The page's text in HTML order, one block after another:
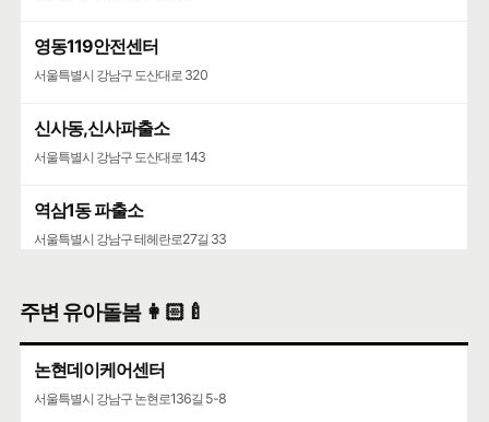
영동119안전센터
서울특별시 강남구 도산대로 320
신사동,신사파출소
서울특별시 강남구 도산대로 143
역삼1동 파출소
서울특별시 강남구 테헤란로27길 33
서울특별시 강남구 언주로 426
반포치안센터
서울특별시 서초구 주흥15길 41
주변 유아돌봄 👩🏻‍🍼
논현데이케어센터
서울특별시 강남구 논현로136길 5-8